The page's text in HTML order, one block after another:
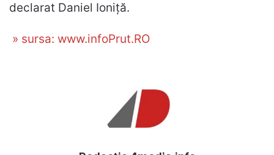
declarat Daniel Ioniță.
» sursa: www.infoPrut.RO